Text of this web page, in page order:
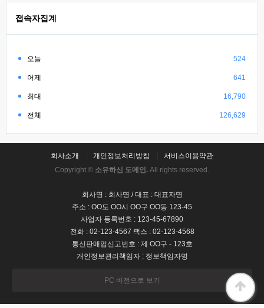
접속자집계
오늘 524
어제 641
최대 16,790
전체 126,629
회사소개 개인정보처리방침
서비스이용약관
Copyright © 소유하신 도메인. All rights reserved.
회사명 : 회사명 / 대표 : 대표자명
주소 : OO도 OO시 OO구 OO동 123-45
사업자 등록번호 : 123-45-67890
전화 : 02-123-4567 팩스 : 02-123-4568
통신판매업신고번호 : 제 OO구 - 123호
개인정보관리책임자 : 정보책임자명
PC 버전으로 보기